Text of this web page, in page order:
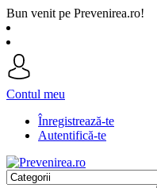
Bun venit pe Prevenirea.ro!
Contul meu
Înregistrează-te
Autentifică-te